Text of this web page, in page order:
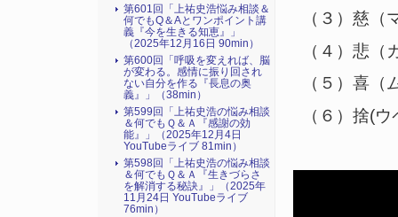
（３）慈（
（４）悲（
（５）喜（
（６）捨(
第601回「上祐史浩悩み相談＆
何でもQ＆Aとワンポイント講
義『今を生きる知恵』」
（2025年12月16日 90min）
第600回「呼吸を変えれば、脳
が変わる。感情に振り回され
ない自分を作る『長息の奥
義』」（38min）
第599回「上祐史浩の悩み相談
＆何でもＱ＆Ａ『感謝の効
能』」（2025年12月4日
YouTubeライブ 81min）
第598回「上祐史浩の悩み相談
＆何でもＱ＆Ａ『生きづらさ
を解消する秘訣』​」（2025年
11月24日 YouTubeライブ
76min）